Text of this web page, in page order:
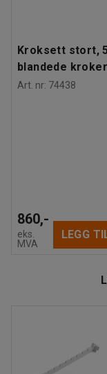
Kroksett stort,
blandede kroker
Art. nr: 74438
860,-
eks.
MVA
LEGG